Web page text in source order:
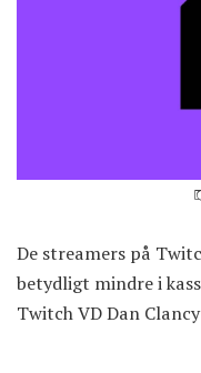
De streamers på
betydligt mindre i
Twitch VD Dan